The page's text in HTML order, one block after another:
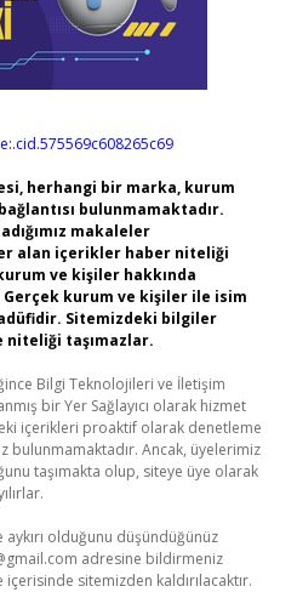
herhangi bir marka, kurum
bulunmamaktadır.
makaleler
alan içerikler haber niteliği
ve kişiler hakkında
Gerçek kurum ve kişiler ile isim
Sitemizdeki bilgiler
taşımazlar.
Bilgi Teknolojileri ve İletişim
bir Yer Sağlayıcı olarak hizmet
içerikleri proaktif olarak denetleme
bulunmamaktadır. Ancak, üyelerimiz
taşımakta olup, siteye üye olarak
olduğunu düşündüğünüz
adresine bildirmeniz
sitemizden kaldırılacaktır.